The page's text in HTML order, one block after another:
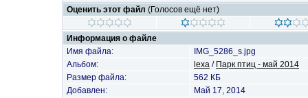
Оценить этот файл (Голосов ещё нет)
Информация о файле
Имя файла:
IMG_5286_s.jpg
Альбом:
lexa / Парк птиц - май 2014
Размер файла:
562 КБ
Добавлен:
Май 17, 2014